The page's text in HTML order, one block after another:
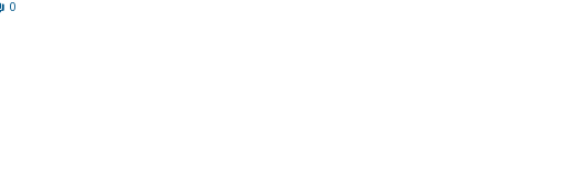
0